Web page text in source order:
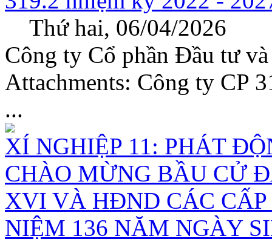
Thứ hai, 06/04/2026
Công ty Cổ phần Đầu tư
Attachments: Công ty CP
...
XÍ NGHIỆP 11: PHÁT
CHÀO MỪNG BẦU CỬ
XVI VÀ HĐND CÁC
NIỆM 136 NĂM NGÀY